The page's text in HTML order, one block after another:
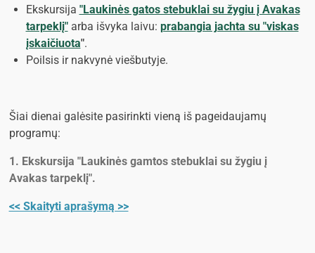
Ekskursija "Laukinės gatos stebuklai su žygiu į Avakas
tarpeklį"arba išvyka laivu: prabangia jachta su "viskas
įskaičiuota".
Poilsis ir nakvynė viešbutyje.
Šiai dienai galėsite pasirinkti vieną iš pageidaujamų
programų:
1. Ekskursija "Laukinės gamtos stebuklai su žygiu į
Avakas tarpeklį".
<< Skaityti aprašymą >>